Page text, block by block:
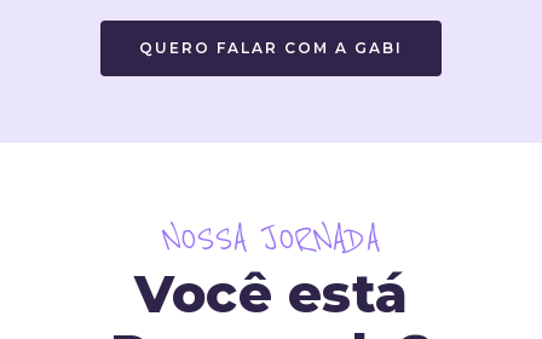
QUERO FALAR COM A GABI
NOSSA JORNADA
Você está